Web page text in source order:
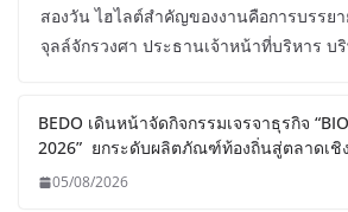
สองวัน ไฮไลต์สำคัญของงานคือการบรรย
จุลล์จักรวงศา ประธานเจ้าหน้าที่บริหาร บ
BEDO เดินหน้าจัดกิจกรรมเจรจาธุรกิจ
2026” ยกระดับผลิตภัณฑ์ท้องถิ่นสู่ตลาดเชิ
05/08/2026